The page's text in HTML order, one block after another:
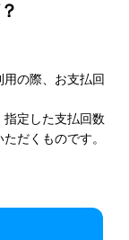
の際、お支払回
定した支払回数
だくものです。